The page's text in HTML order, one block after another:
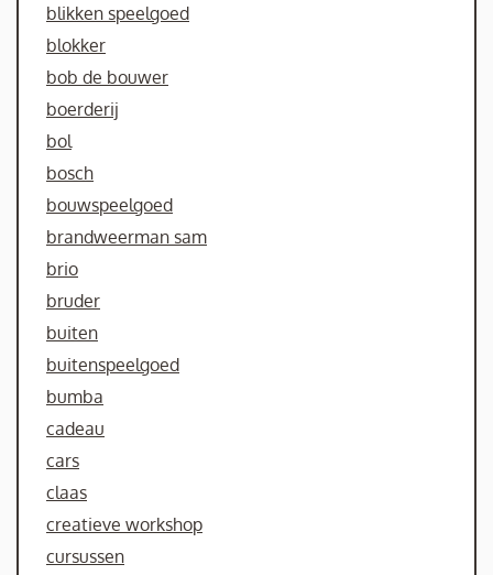
blikken speelgoed
blokker
bob de bouwer
boerderij
bol
bosch
bouwspeelgoed
brandweerman sam
brio
bruder
buiten
buitenspeelgoed
bumba
cadeau
cars
claas
creatieve workshop
cursussen